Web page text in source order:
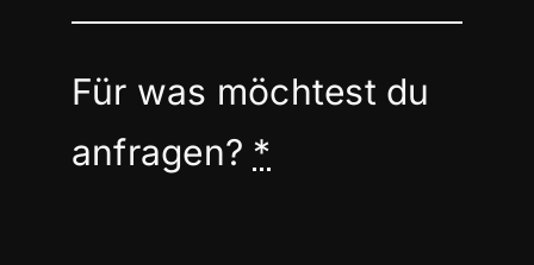
Für was möchtest du
anfragen? *